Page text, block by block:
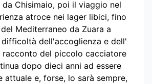
Chisimaio, poi il viaggio nel
atroce nei lager libici, fino
Mediterraneo da Zuara a
difficoltà dell'accoglienza e dell'
racconto del piccolo cacciatore
dopo dieci anni ad essere
attuale e, forse, lo sarà sempre,